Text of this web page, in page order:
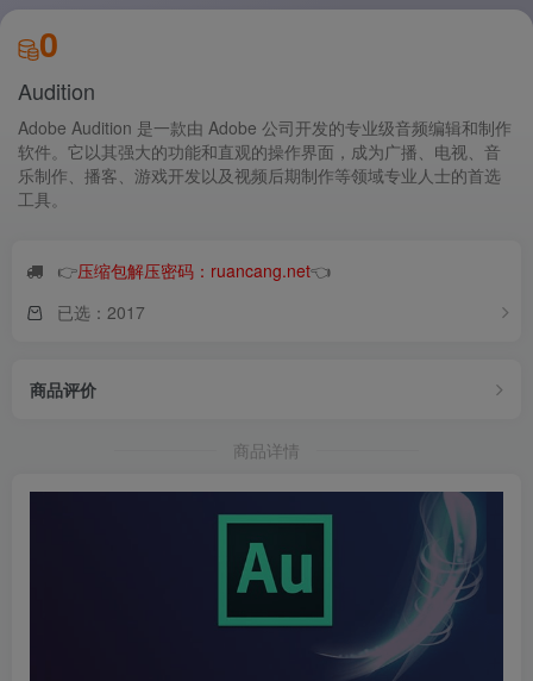
Audition
Adobe Audition 是一款由 Adobe 公司开发的专业级音频编辑和制作
软件。它以其强大的功能和直观的操作界面，成为广播、电视、音
乐制作、播客、游戏开发以及视频后期制作等领域专业人士的首选
工具。
0
👉压缩包解压密码：ruancang.net👈
已选：2017
商品评价
商品详情